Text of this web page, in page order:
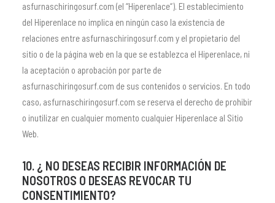
asfurnaschiringosurf.com (el “Hiperenlace“). El establecimiento
del Hiperenlace no implica en ningún caso la existencia de
relaciones entre asfurnaschiringosurf.com y el propietario del
sitio o de la página web en la que se establezca el Hiperenlace, ni
la aceptación o aprobación por parte de
asfurnaschiringosurf.com de sus contenidos o servicios. En todo
caso, asfurnaschiringosurf.com se reserva el derecho de prohibir
o inutilizar en cualquier momento cualquier Hiperenlace al Sitio
Web.
10. ¿ NO DESEAS RECIBIR INFORMACIÓN DE
NOSOTROS O DESEAS REVOCAR TU
CONSENTIMIENTO?